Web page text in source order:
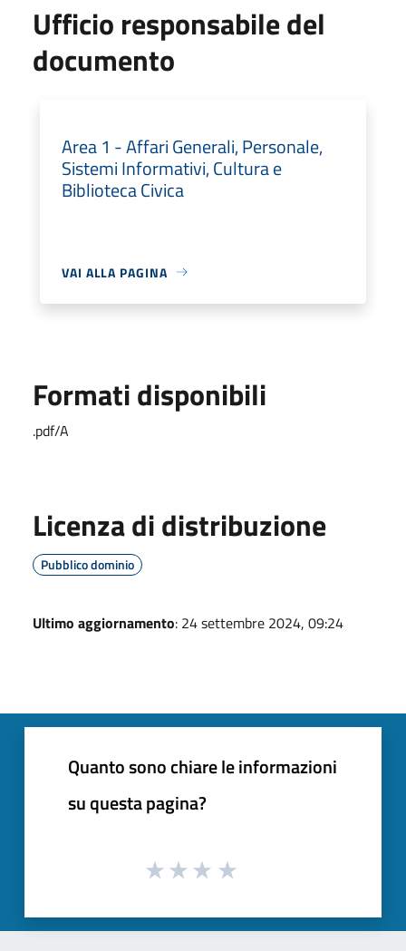
Ufficio responsabile del
documento
Area 1 - Affari Generali, Personale,
Sistemi Informativi, Cultura e
Biblioteca Civica
VAI ALLA PAGINA
Formati disponibili
.pdf/A
Licenza di distribuzione
Pubblico dominio
Ultimo aggiornamento: 24 settembre 2024, 09:24
Quanto sono chiare le informazioni
su questa pagina?